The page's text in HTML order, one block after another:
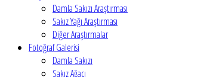
Damla Sakızı Araştırması
Sakız Yağı Araştırması
Diğer Araştırmalar
Fotoğraf Galerisi
Damla Sakızı
Sakız Ağacı